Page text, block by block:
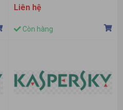
lượng >1000)
Liên hệ
Còn hàng